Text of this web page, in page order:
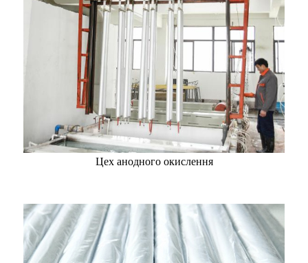
Цех анодного окислення